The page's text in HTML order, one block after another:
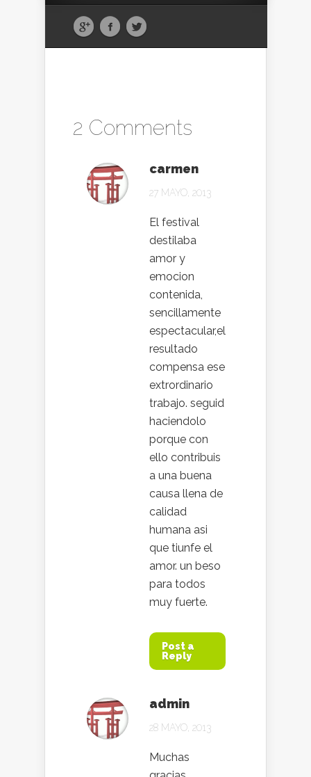
2 Comments
carmen
27 MAYO, 2013
El festival
destilaba
amor y
emocion
contenida,
sencillamente
espectacular,el
resultado
compensa ese
extrordinario
trabajo. seguid
haciendolo
porque con
ello contribuis
a una buena
causa llena de
calidad
humana asi
que tiunfe el
amor. un beso
para todos
muy fuerte.
Post a
Reply
admin
28 MAYO, 2013
Muchas